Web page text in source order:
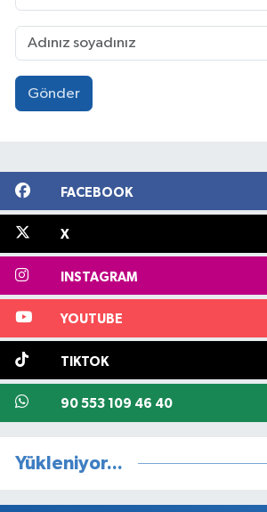
Gönder
FACEBOOK
X
INSTAGRAM
YOUTUBE
TIKTOK
90 553 109 46 40
Yükleniyor...